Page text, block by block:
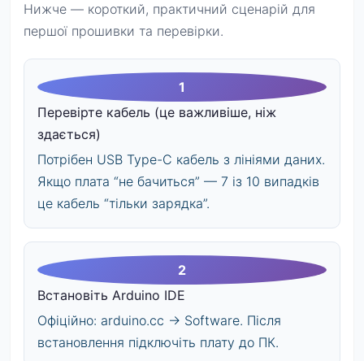
Нижче — короткий, практичний сценарій для
першої прошивки та перевірки.
Перевірте кабель (це важливіше, ніж
здається)
Потрібен USB Type-C кабель з лініями даних.
Якщо плата “не бачиться” — 7 із 10 випадків
це кабель “тільки зарядка”.
Встановіть Arduino IDE
Офіційно: arduino.cc → Software. Після
встановлення підключіть плату до ПК.